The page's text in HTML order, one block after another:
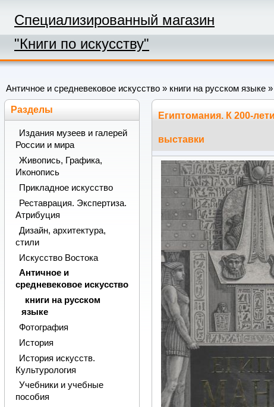
Специализированный магазин
"Книги по искусству"
Античное и средневековое искусство » книги на русском языке
Египтомания. К 200-
выставки
Разделы
Издания музеев и галерей
России и мира
Живопись, Графика,
Иконопись
Прикладное искусство
Реставрация. Экспертиза.
Атрибуция
Дизайн, архитектура,
стили
Искусство Востока
Античное и
средневековое искусство
книги на русском
языке
Фотография
История
История искусств.
Культурология
Учебники и учебные
пособия